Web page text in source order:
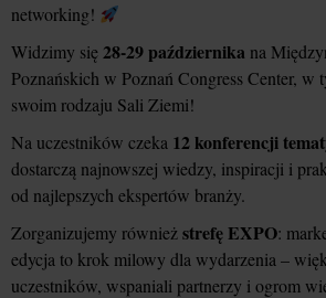
networking!
Widzimy się28-29 października na
Poznańskich w Poznań Congress Center, w
swoim rodzaju Sali Ziemi!
Na uczestników czeka 12 konferencji
dostarczą najnowszej wiedzy, inspiracji i
od najlepszych ekspertów branży.
Zorganizujemy równieżstrefę EXPO:
edycja to krok milowy dla wydarzenia –
uczestników, wspaniali partnerzy i ogrom